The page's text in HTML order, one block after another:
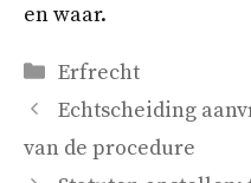
en waar.
Categorieën
Erfrecht
Echtscheiding
van de procedure